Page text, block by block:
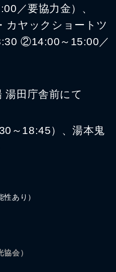
／要協力金）、
カヤックショートツ
②14:00～15:00／
湯田庁舎前にて
～18:45）、湯本鬼
あり）
会）